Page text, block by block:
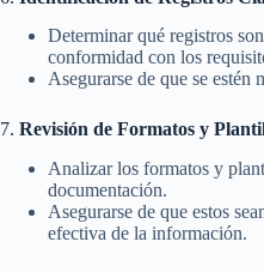
Determinar qué registros
conformidad con los
Asegurarse de que se estén
7. Revisión de Formatos y
Analizar los formatos y
documentación.
Asegurarse de que estos
efectiva de la información.